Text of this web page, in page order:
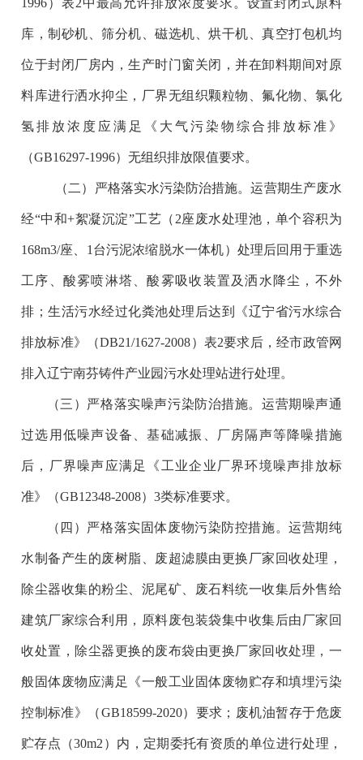
1996）表2中最高允许排放浓度要求。设置封闭式原料
库，制砂机、筛分机、磁选机、烘干机、真空打包机均
位于封闭厂房内，生产时门窗关闭，并在卸料期间对原
料库进行洒水抑尘，厂界无组织颗粒物、氟化物、氯化
氢排放浓度应满足《大气污染物综合排放标准》
（GB16297-1996）无组织排放限值要求。
（二）严格落实水污染防治措施。运营期生产废水
经“中和+絮凝沉淀”工艺（2座废水处理池，单个容积为
168m3/座、1台污泥浓缩脱水一体机）处理后回用于重选
工序、酸雾喷淋塔、酸雾吸收装置及洒水降尘，不外
排；生活污水经过化粪池处理后达到《辽宁省污水综合
排放标准》（DB21/1627-2008）表2要求后，经市政管网
排入辽宁南芬铸件产业园污水处理站进行处理。
（三）严格落实噪声污染防治措施。运营期噪声通
过选用低噪声设备、基础减振、厂房隔声等降噪措施
后，厂界噪声应满足《工业企业厂界环境噪声排放标
准》（GB12348-2008）3类标准要求。
（四）严格落实固体废物污染防控措施。运营期纯
水制备产生的废树脂、废超滤膜由更换厂家回收处理，
除尘器收集的粉尘、泥尾矿、废石料统一收集后外售给
建筑厂家综合利用，原料废包装袋集中收集后由厂家回
收处置，除尘器更换的废布袋由更换厂家回收处理，一
般固体废物应满足《一般工业固体废物贮存和填埋污染
控制标准》（GB18599-2020）要求；废机油暂存于危废
贮存点（30m2）内，定期委托有资质的单位进行处理，